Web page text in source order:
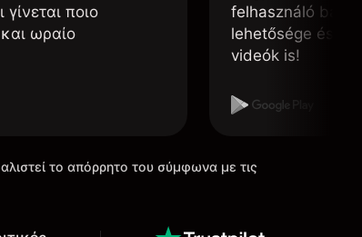
γίνεται ποιο
ωραίο
felhasználó
lehetősége és,
videók is!
το απόρρητο του σύμφωνα με τις